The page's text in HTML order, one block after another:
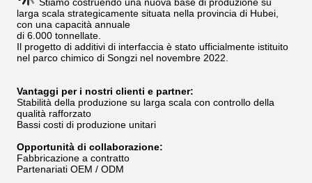
larga scala strategicamente situata nella provincia di Hubei,
con una capacità annuale
di 6.000 tonnellate.
Il progetto di additivi di interfaccia è stato ufficialmente istituito
nel parco chimico di Songzi nel novembre 2022.
Vantaggi per i nostri clienti e partner:
Stabilità della produzione su larga scala con controllo della
qualità rafforzato
Bassi costi di produzione unitari
Opportunità di collaborazione:
Fabbricazione a contratto
Partenariati OEM / ODM